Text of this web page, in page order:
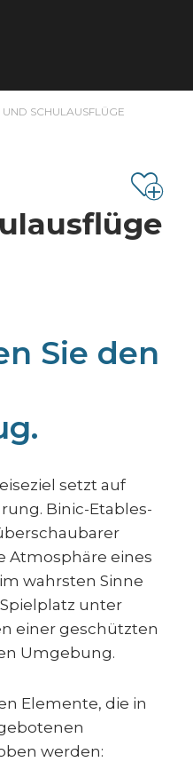
SCHULAUSFLÜGE
Sie den
setzt auf
Binic-Etables-
Atmosphäre eines
wahrsten Sinne
unter
einer geschützten
Umgebung.
Elemente, die in
werden: